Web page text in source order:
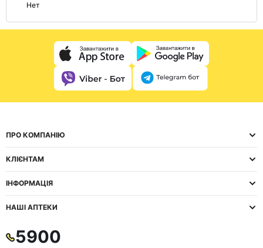
Нет
ПРО КОМПАНІЮ
КЛІЄНТАМ
ІНФОРМАЦІЯ
НАШІ АПТЕКИ
5900